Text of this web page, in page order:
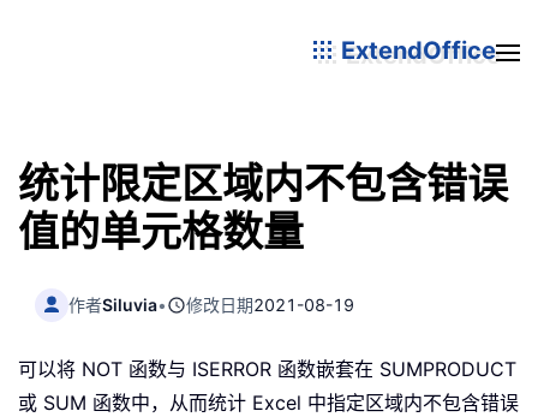
ExtendOffice
统计限定区域内不包含错误
值的单元格数量
作者Siluvia• 修改日期2021-08-19
可以将 NOT 函数与 ISERROR 函数嵌套在 SUMPRODUCT
或 SUM 函数中，从而统计 Excel 中指定区域内不包含错误